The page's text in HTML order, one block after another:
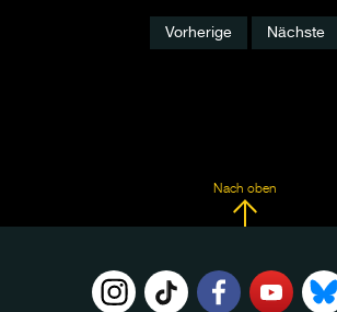
Vorherige Nächste
Nach oben